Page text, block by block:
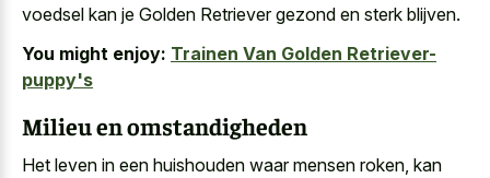
voedsel kan je Golden Retriever gezond en sterk blijven.
You might enjoy: Trainen Van Golden Retriever-
puppy's
Milieu en omstandigheden
Het leven in een huishouden waar mensen roken, kan